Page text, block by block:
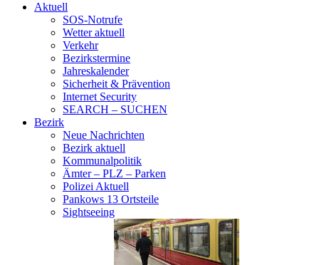
Aktuell
SOS-Notrufe
Wetter aktuell
Verkehr
Bezirkstermine
Jahreskalender
Sicherheit & Prävention
Internet Security
SEARCH – SUCHEN
Bezirk
Neue Nachrichten
Bezirk aktuell
Kommunalpolitik
Ämter – PLZ – Parken
Polizei Aktuell
Pankows 13 Ortsteile
Sightseeing